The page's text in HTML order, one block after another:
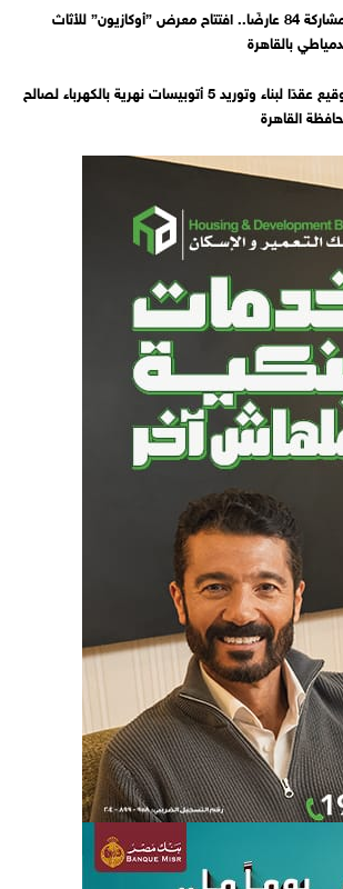
بمشاركة 84 عارضًا.. افتتاح معرض ”أوكازيون” للأثاث
بالقاهرة
توقيع عقدًا لبناء وتوريد 5 أتوبيسات نهرية بالكهرباء لصالح
القاهرة